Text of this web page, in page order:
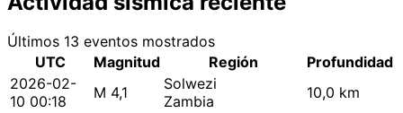
Últimos 13 eventos mostrados
UTC
Magnitud Región
Profundidad
2026-02-
10 00:18
M 4,1
Solwezi
Zambia
10,0 km